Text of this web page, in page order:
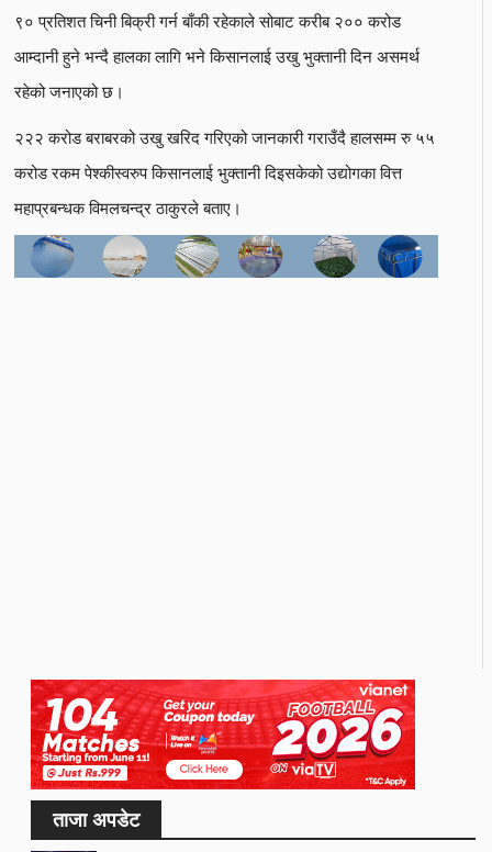
९० प्रतिशत चिनी बिक्री गर्न बाँकी रहेकाले सोबाट करीब २०० करोड
आम्दानी हुने भन्दै हालका लागि भने किसानलाई उखु भुक्तानी दिन असमर्थ
रहेको जनाएको छ।
२२२ करोड बराबरको उखु खरिद गरिएको जानकारी गराउँदै हालसम्म रु ५५
करोड रकम पेश्कीस्वरुप किसानलाई भुक्तानी दिइसकेको उद्योगका वित्त
महाप्रबन्धक विमलचन्द्र ठाकुरले बताए।
ताजा अपडेट